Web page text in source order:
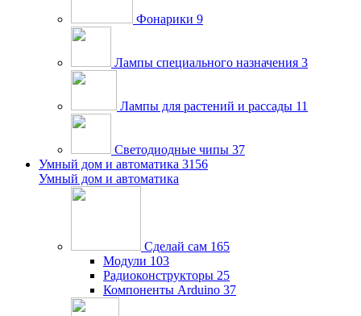
Фонарики 9
Лампы специального назначения 3
Лампы для растений и рассады 11
Светодиодные чипы 37
Умный дом и автоматика 3156
Умный дом и автоматика
Сделай сам 165
Модули 103
Радиоконструкторы 25
Компоненты Arduino 37